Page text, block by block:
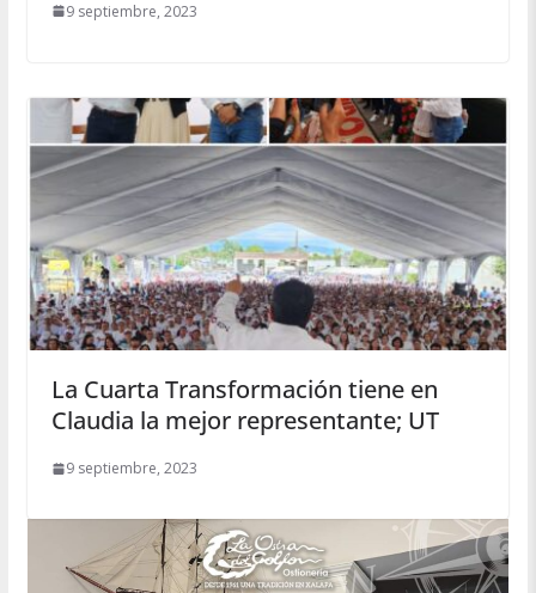
9 septiembre, 2023
La Cuarta Transformación tiene en
Claudia la mejor representante; UT
9 septiembre, 2023